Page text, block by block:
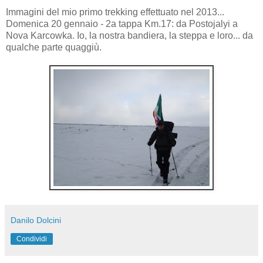
Immagini del mio primo trekking effettuato nel 2013...
Domenica 20 gennaio - 2a tappa Km.17: da Postojalyi a
Nova Karcowka. Io, la nostra bandiera, la steppa e loro... da
qualche parte quaggiù.
Danilo Dolcini
Condividi